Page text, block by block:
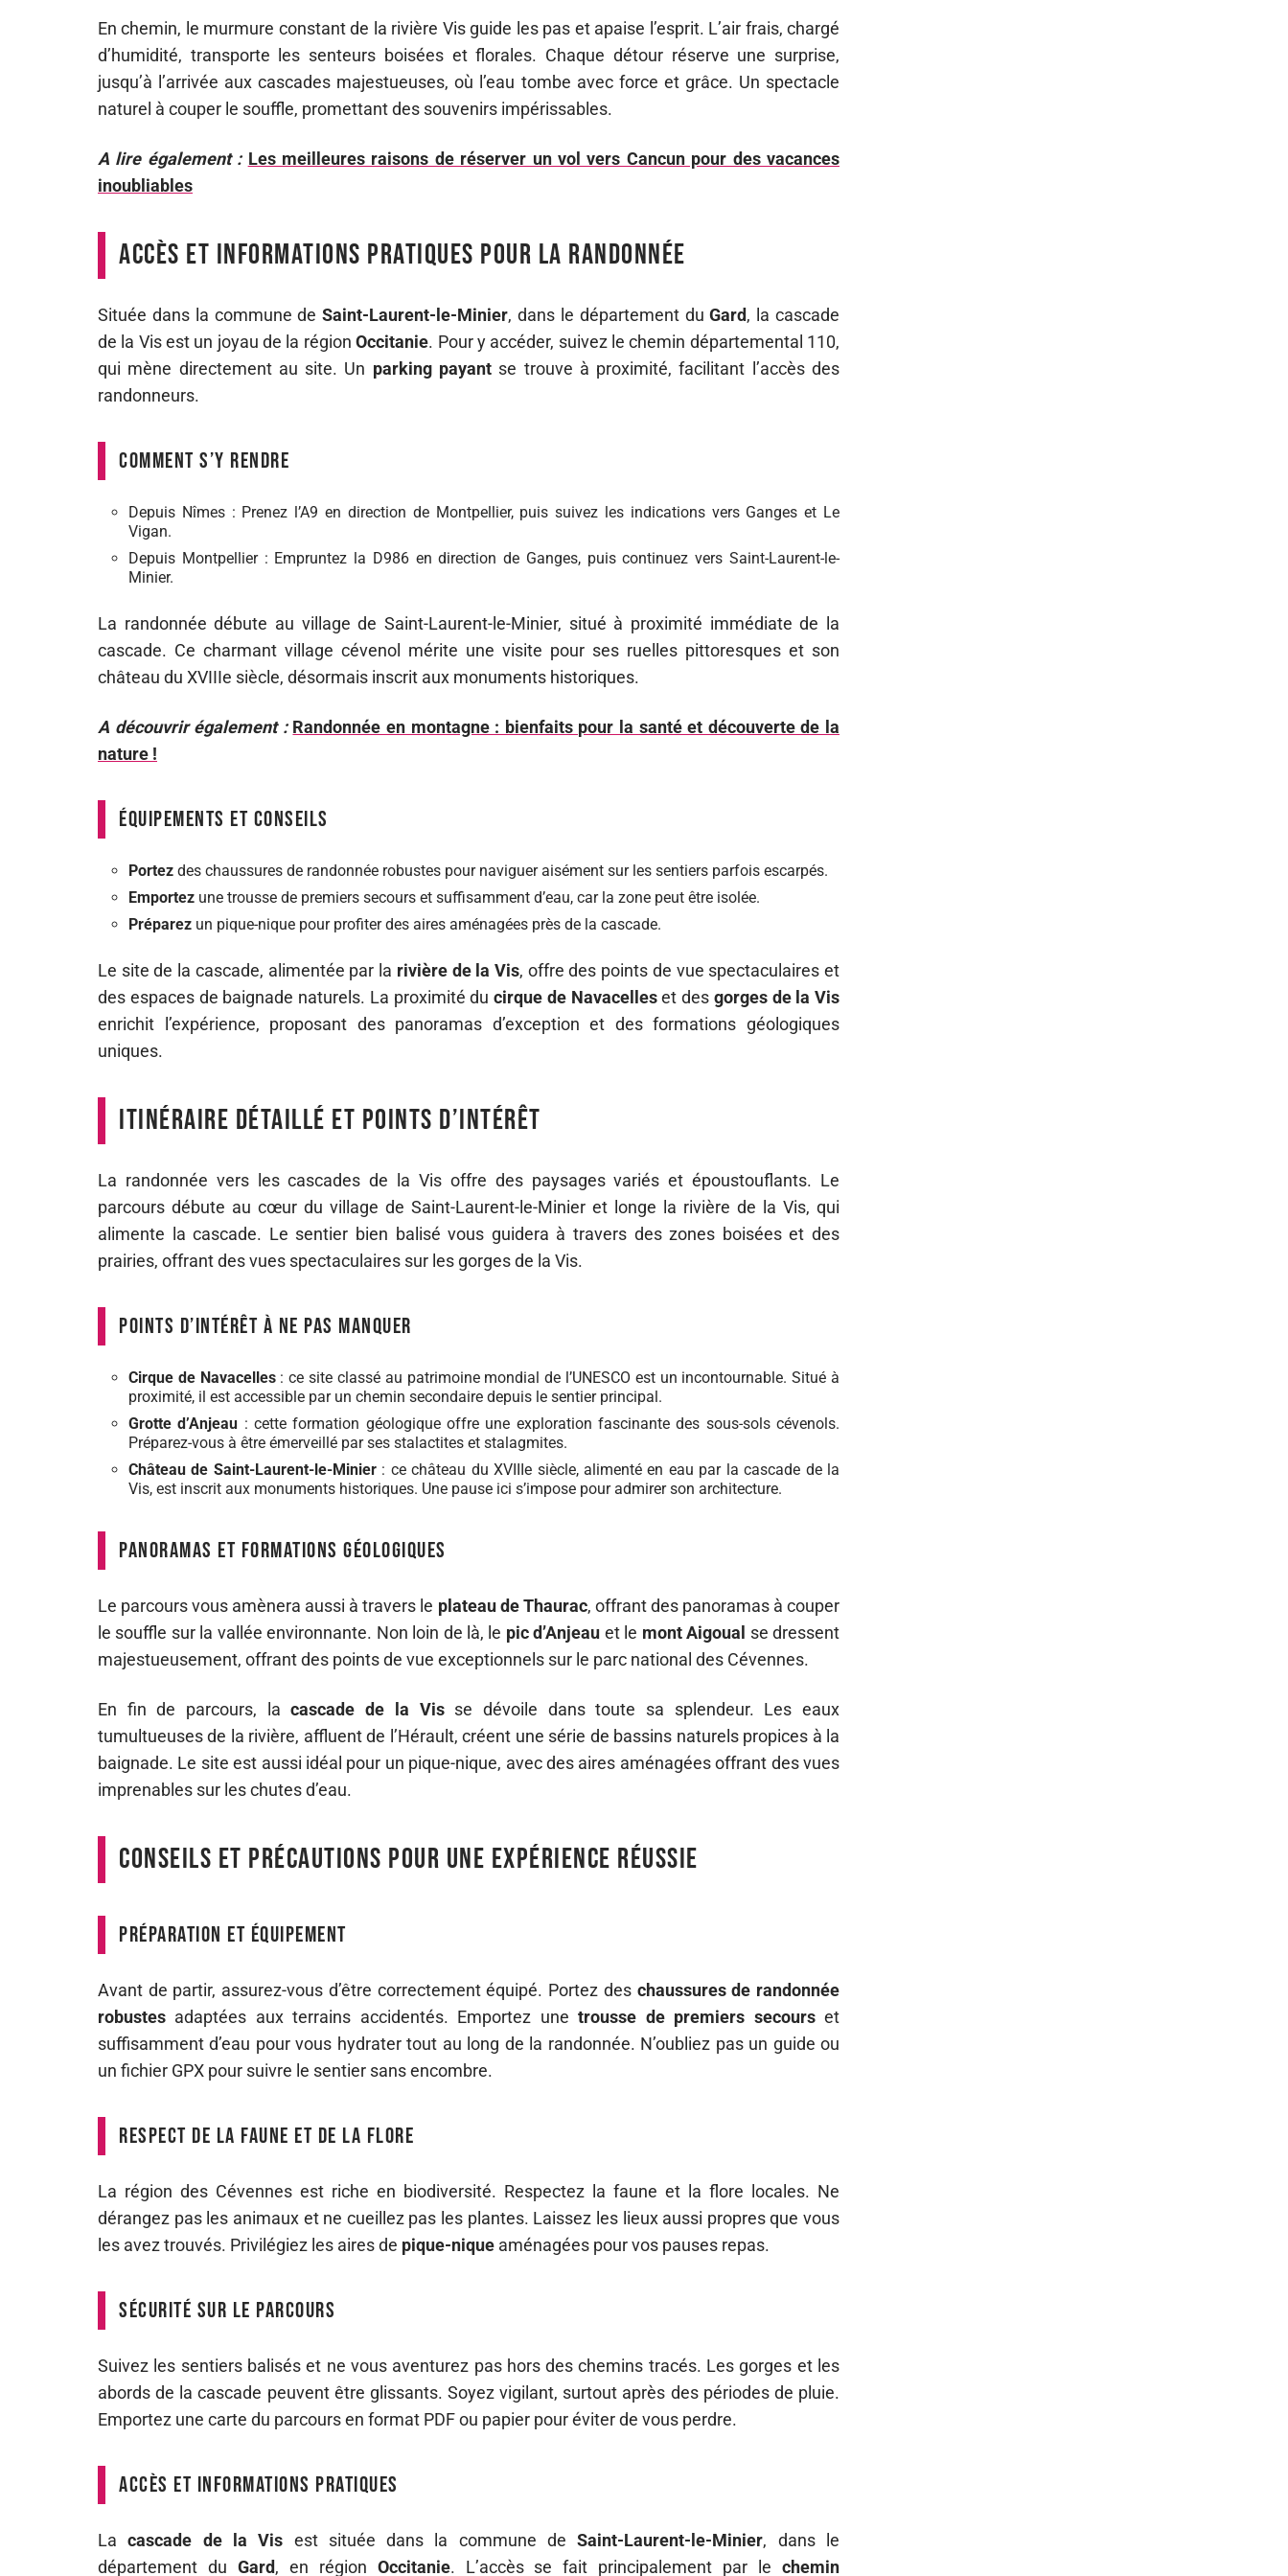
En chemin, le murmure constant de la rivière Vis guide les pas et apaise l’esprit. L’air frais, chargé
d’humidité, transporte les senteurs boisées et florales. Chaque détour réserve une surprise,
jusqu’à l’arrivée aux cascades majestueuses, où l’eau tombe avec force et grâce. Un spectacle
naturel à couper le souffle, promettant des souvenirs impérissables.
A lire également : Les meilleures raisons de réserver un vol vers Cancun pour des vacances
inoubliables
Accès et informations pratiques pour la randonnée
Située dans la commune deSaint-Laurent-le-Minier, dans le département duGard, la cascade
de la Vis est un joyau de la régionOccitanie. Pour y accéder, suivez le chemin départemental 110,
qui mène directement au site. Un parking payant se trouve à proximité, facilitant l’accès des
randonneurs.
Comment s’y rendre
Depuis Nîmes : Prenez l’A9 en direction de Montpellier, puis suivez les indications vers Ganges et Le
Vigan.
Depuis Montpellier : Empruntez la D986 en direction de Ganges, puis continuez vers Saint-Laurent-le-
Minier.
La randonnée débute au village de Saint-Laurent-le-Minier, situé à proximité immédiate de la
cascade. Ce charmant village cévenol mérite une visite pour ses ruelles pittoresques et son
château du XVIIIe siècle, désormais inscrit aux monuments historiques.
A découvrir également : Randonnée en montagne : bienfaits pour la santé et découverte de la
nature !
Équipements et conseils
Portez des chaussures de randonnée robustes pour naviguer aisément sur les sentiers parfois escarpés.
Emportez une trousse de premiers secours et suffisamment d’eau, car la zone peut être isolée.
Préparez un pique-nique pour profiter des aires aménagées près de la cascade.
Le site de la cascade, alimentée par la rivière de la Vis, offre des points de vue spectaculaires et
des espaces de baignade naturels. La proximité du cirque de Navacelleset des gorges de la Vis
enrichit l’expérience, proposant des panoramas d’exception et des formations géologiques
uniques.
Itinéraire détaillé et points d’intérêt
La randonnée vers les cascades de la Vis offre des paysages variés et époustouflants. Le
parcours débute au cœur du village de Saint-Laurent-le-Minier et longe la rivière de la Vis, qui
alimente la cascade. Le sentier bien balisé vous guidera à travers des zones boisées et des
prairies, offrant des vues spectaculaires sur les gorges de la Vis.
Points d’intérêt à ne pas manquer
Cirque de Navacelles: ce site classé au patrimoine mondial de l’UNESCO est un incontournable. Situé à
proximité, il est accessible par un chemin secondaire depuis le sentier principal.
Grotte d’Anjeau : cette formation géologique offre une exploration fascinante des sous-sols cévenols.
Préparez-vous à être émerveillé par ses stalactites et stalagmites.
Château de Saint-Laurent-le-Minier: ce château du XVIIIe siècle, alimenté en eau par la cascade de la
Vis, est inscrit aux monuments historiques. Une pause ici s’impose pour admirer son architecture.
Panoramas et formations géologiques
Le parcours vous amènera aussi à travers le plateau de Thaurac, offrant des panoramas à couper
le souffle sur la vallée environnante. Non loin de là, le pic d’Anjeau et le mont Aigoual se dressent
majestueusement, offrant des points de vue exceptionnels sur le parc national des Cévennes.
En fin de parcours, lacascade de la Visse dévoile dans toute sa splendeur. Les eaux
tumultueuses de la rivière, affluent de l’Hérault, créent une série de bassins naturels propices à la
baignade. Le site est aussi idéal pour un pique-nique, avec des aires aménagées offrant des vues
imprenables sur les chutes d’eau.
Conseils et précautions pour une expérience réussie
Préparation et équipement
Avant de partir, assurez-vous d’être correctement équipé. Portez des chaussures de randonnée
robustes adaptées aux terrains accidentés. Emportez unetrousse de premiers secourset
suffisamment d’eau pour vous hydrater tout au long de la randonnée. N’oubliez pas un guide ou
un fichier GPX pour suivre le sentier sans encombre.
Respect de la faune et de la flore
La région des Cévennes est riche en biodiversité. Respectez la faune et la flore locales. Ne
dérangez pas les animaux et ne cueillez pas les plantes. Laissez les lieux aussi propres que vous
les avez trouvés. Privilégiez les aires de pique-nique aménagées pour vos pauses repas.
Sécurité sur le parcours
Suivez les sentiers balisés et ne vous aventurez pas hors des chemins tracés. Les gorges et les
abords de la cascade peuvent être glissants. Soyez vigilant, surtout après des périodes de pluie.
Emportez une carte du parcours en format PDF ou papier pour éviter de vous perdre.
Accès et informations pratiques
Lacascade de la Vis est située dans la commune deSaint-Laurent-le-Minier, dans le
département du Gard, en région Occitanie. L’accès se fait principalement par lechemin